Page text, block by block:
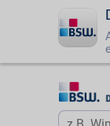
Startseite